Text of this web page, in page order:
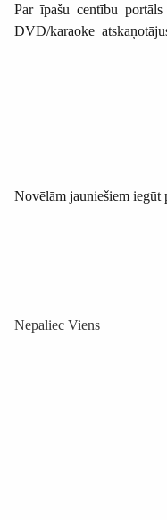
Par īpašu centību portāls
DVD/karaoke
Novēlām jauniešiem iegūt
Nepaliec Viens